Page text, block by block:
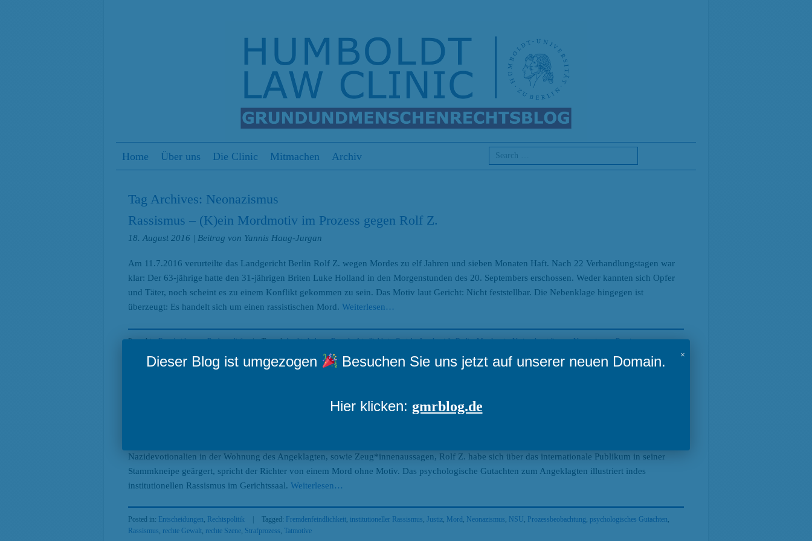
Menu
Skip to content
Home Über uns Die Clinic Mitmachen Archiv
Tag Archives: Neonazismus
Rassismus – (K)ein Mordmotiv im Prozess gegen Rolf Z.
18. August 2016 | Beitrag von Yannis Haug-Jurgan
Am 11.7.2016 verurteilte das Landgericht Berlin Rolf Z. wegen Mordes zu elf Jahren und sieben Monaten Haft. Nach 22 Verhandlungstagen war
klar: Der 63-jährige hatte den 31-jährigen Briten Luke Holland in den Morgenstunden des 20. Septembers erschossen. Weder kannten sich Opfer
und Täter, noch scheint es zu einem Konflikt gekommen zu sein. Das Motiv laut Gericht: Nicht feststellbar. Die Nebenklage hingegen ist
überzeugt: Es handelt sich um einen rassistischen Mord. Weiterlesen …
Posted in:Entscheidungen,Rechtspolitik | Tagged:Ausländerhass,Fremdenfeindlichkeit,Gericht,Landgericht Berlin,Mordmotiv,Nationalsozialismus,Neonazismus,Rassismus,
Mordprozess in Berlin macht institutionellen Rassismus sichtbar
Nazidevotionalien in der Wohnung des Angeklagten, sowie Zeug*innenaussagen, Rolf Z. habe sich über das internationale Publikum in seiner
Stammkneipe geärgert, spricht der Richter von einem Mord ohne Motiv. Das psychologische Gutachten zum Angeklagten illustriert indes
institutionellen Rassismus im Gerichtssaal. Weiterlesen …
Posted in: Entscheidungen, Rechtspolitik Tagged: Fremdenfeindlichkeit, institutioneller Rassismus, Justiz, Mord , Neonazismus, NSU, Prozessbeobachtung, psychologisches Gutachten,
Rassismus, rechte Gewalt, rechte Szene, Strafprozess, Tatmotive
Dieser Blog ist umgezogen Besuchen Sie uns jetzt auf unserer neuen Domain.
Hier klicken: gmrblog.de
×